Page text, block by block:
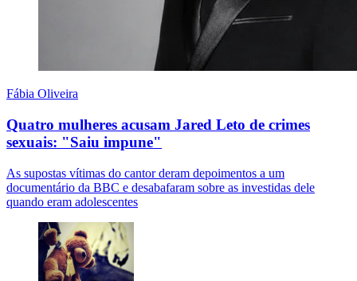
Fábia Oliveira
Quatro mulheres acusam Jared Leto de crimes
sexuais: "Saiu impune"
As supostas vítimas do cantor deram depoimentos a um
documentário da BBC e desabafaram sobre as investidas dele
quando eram adolescentes